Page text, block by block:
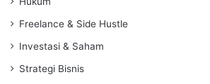
Freelance & Side Hustle
Investasi & Saham
Strategi Bisnis